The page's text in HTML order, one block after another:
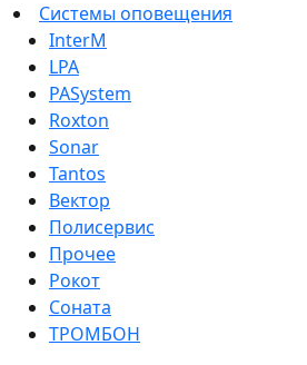
Системы оповещения
InterM
LPA
PASystem
Roxton
Sonar
Tantos
Вектор
Полисервис
Прочее
Рокот
Соната
ТРОМБОН